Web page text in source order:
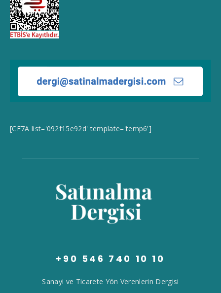
[CF7A list='092f15e92d' template='temp6']
+90 546 740 10 10
Sanayi ve Ticarete Yön Verenlerin Dergisi